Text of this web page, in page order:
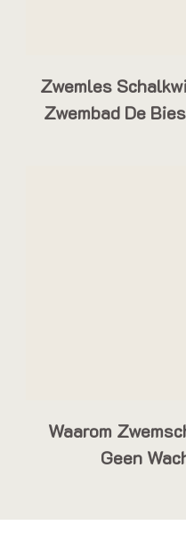
Zwemles
Zwembad De
Waarom
Geen